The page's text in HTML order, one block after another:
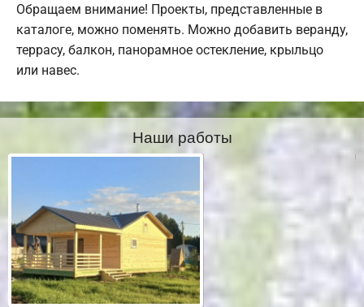
Обращаем внимание! Проекты, представленные в
каталоге, можно поменять. Можно добавить веранду,
террасу, балкон, панорамное остекление, крыльцо
или навес.
Наши работы